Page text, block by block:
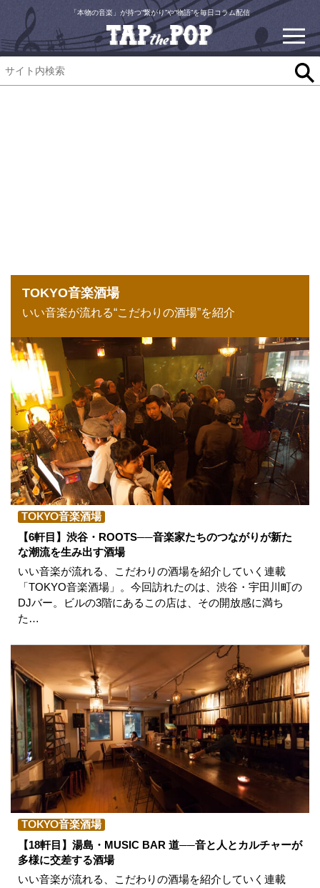
「本物の音楽」が持つ“繋がり”や“物語”を毎日コラム配信
TOKYO音楽酒場
いい音楽が流れる“こだわりの酒場”を紹介
TOKYO音楽酒場
【6軒目】渋谷・ROOTS──音楽家たちのつながりが新た
な潮流を生み出す酒場
いい音楽が流れる、こだわりの酒場を紹介していく連載
「TOKYO音楽酒場」。今回訪れたのは、渋谷・宇田川町の
DJバー。ビルの3階にあるこの店は、その開放感に満ち
た…
TOKYO音楽酒場
【18軒目】湯島・MUSIC BAR 道──音と人とカルチャーが
多様に交差する酒場
いい音楽が流れる、こだわりの酒場を紹介していく連載